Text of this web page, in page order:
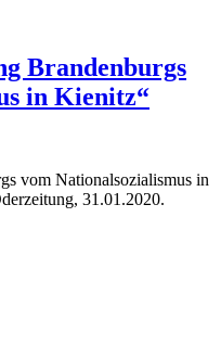
Brandenburgs
in Kienitz“
vom Nationalsozialismus in
31.01.2020.